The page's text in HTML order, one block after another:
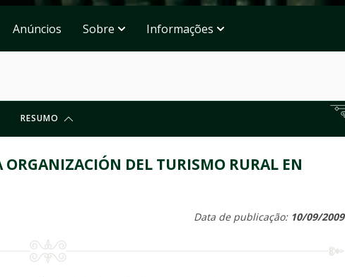
Anúncios Sobre Informações
RESUMO
DEL TURISMO RURAL EN
Data de publicação: 10/09/2009